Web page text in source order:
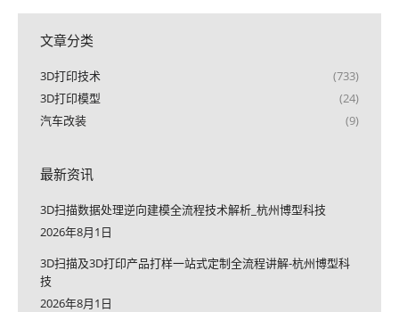
文章分类
3D打印技术
(733)
3D打印模型
(24)
汽车改装
(9)
最新资讯
3D扫描数据处理逆向建模全流程技术解析_杭州博型科技
2026年8月1日
3D扫描及3D打印产品打样一站式定制全流程讲解-杭州博型科
技
2026年8月1日